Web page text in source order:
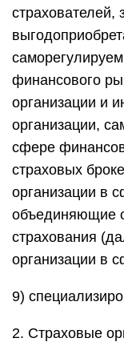
страхователей,
финансового
организации и
организации,
сфере
страховых
организации в
объединяющие
страхования
организации в
9)
2. Страховые